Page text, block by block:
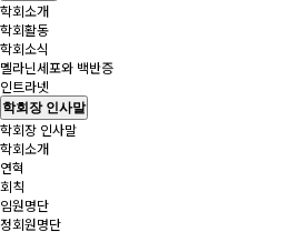
학회소개
학회활동
학회소식
멜라닌세포와 백반증
인트라넷
학회장 인사말
학회장 인사말
학회소개
연혁
회칙
임원명단
정회원명단